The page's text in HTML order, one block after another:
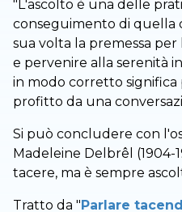
"L'ascolto è una delle
conseguimento di quella
sua volta la premessa
e pervenire alla serenità
in modo corretto significa
profitto da una
Si può concludere con
Madeleine Delbrêl (1904-
tacere, ma è sempre
Tratto da "Parlare